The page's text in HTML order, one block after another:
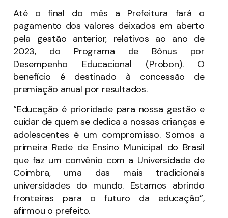
Até o final do mês a Prefeitura fará o
pagamento dos valores deixados em aberto
pela gestão anterior, relativos ao ano de
2023, do Programa de Bônus por
Desempenho Educacional (Probon). O
benefício é destinado à concessão de
premiação anual por resultados.
“Educação é prioridade para nossa gestão e
cuidar de quem se dedica a nossas crianças e
adolescentes é um compromisso. Somos a
primeira Rede de Ensino Municipal do Brasil
que faz um convênio com a Universidade de
Coimbra, uma das mais tradicionais
universidades do mundo. Estamos abrindo
fronteiras para o futuro da educação”,
afirmou o prefeito.